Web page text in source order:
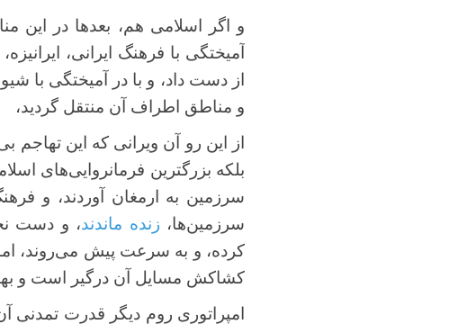
و اگر اسلامی هم، بعدها در این
آمیختگی با فرهنگ ایرانی،
از دست داد، و با در آمیختگی با
و مناطق اطراف آن منتقل گردید،
از این رو آن ویرانی که این تهاجم
بلکه بزرگترین فرمانروایی‌های
سرزمین به ارمغان آوردند، و
سرزمین‌ها، زنده ماندند، و دست
کرده، و به سرعت پیش می‌روند،
کشاکش مسایل آن درگیر است و
امپراتوری روم دیگر قدرت تمدنی